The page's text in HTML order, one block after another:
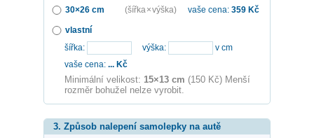
30×26 cm
(šířka × výška) vaše cena: 359 Kč
vlastní
šířka:
výška:
v cm
vaše cena: ... Kč
Minimální velikost: 15×13 cm (150 Kč) Menší
rozměr bohužel nelze vyrobit.
3. Způsob nalepení samolepky na autě